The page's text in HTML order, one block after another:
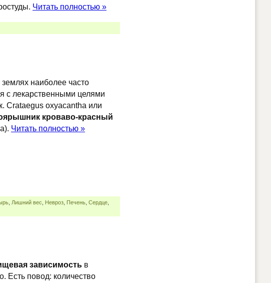
Читать полностью »
наиболее часто
с лекарственными целями
Crataegus oxyacantha или
кроваво-красный
Читать полностью »
Лишний вес Невроз Печень Сердце
зависимость в
Есть повод: количество